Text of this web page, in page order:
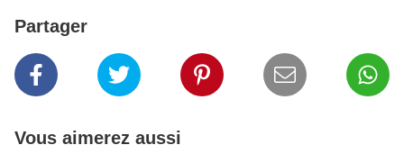
Partager
Vous aimerez aussi